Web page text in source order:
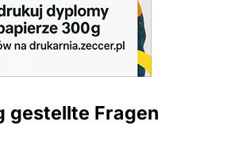
gestellte Fragen